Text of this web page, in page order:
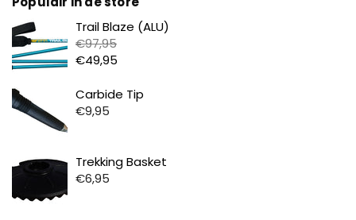
Trail Blaze (ALU)
€97,95
€49,95
Carbide Tip
€9,95
Trekking Basket
€6,95